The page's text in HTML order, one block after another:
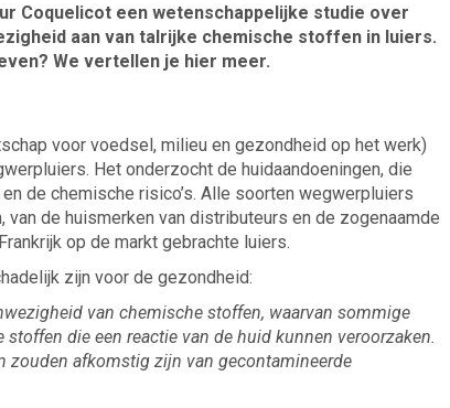
Coquelicot een wetenschappelijke studie over
aan van talrijke chemische stoffen in luiers.
We vertellen je hier meer.
voor voedsel, milieu en gezondheid op het werk)
Het onderzocht de huidaandoeningen, die
de chemische risico’s. Alle soorten wegwerpluiers
de huismerken van distributeurs en de zogenaamde
op de markt gebrachte luiers.
zijn voor de gezondheid:
van chemische stoffen, waarvan sommige
die een reactie van de huid kunnen veroorzaken.
zouden afkomstig zijn van gecontamineerde